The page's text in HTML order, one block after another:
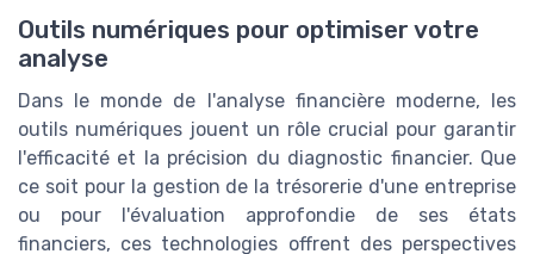
Outils numériques pour optimiser votre
analyse
Dans le monde de l'analyse financière moderne, les
outils numériques jouent un rôle crucial pour garantir
l'efficacité et la précision du diagnostic financier. Que
ce soit pour la gestion de la trésorerie d'une entreprise
ou pour l'évaluation approfondie de ses états
financiers, ces technologies offrent des perspectives